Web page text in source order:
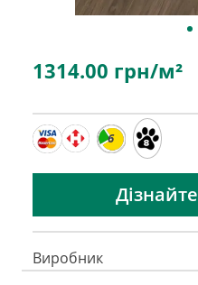
1314.00 грн/м²
6
Виробник